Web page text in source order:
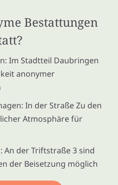
Bestattungen
Im Stadtteil Daubringen
anonymer
In der Straße Zu den
Atmosphäre für
An der Triftstraße 3 sind
der Beisetzung möglich